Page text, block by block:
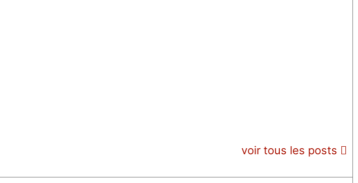
voir tous les posts